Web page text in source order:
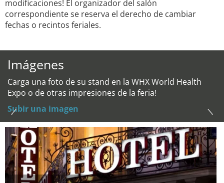
modificaciones! El organizador del salón
correspondiente se reserva el derecho de cambiar
fechas o recintos feriales.
Imágenes
Carga una foto de su stand en la WHX World Health
Expo o de otras impresiones de la feria!
Subir una imagen